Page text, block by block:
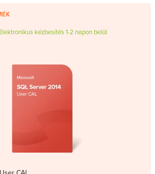
Elektronikus kézbesítés 1-2 napon belül